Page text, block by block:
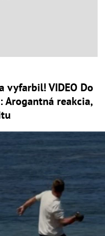
vyfarbil! VIDEO Do
Arogantná reakcia,